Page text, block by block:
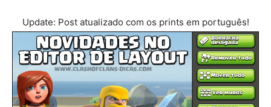
Update: Post atualizado com os prints em português!